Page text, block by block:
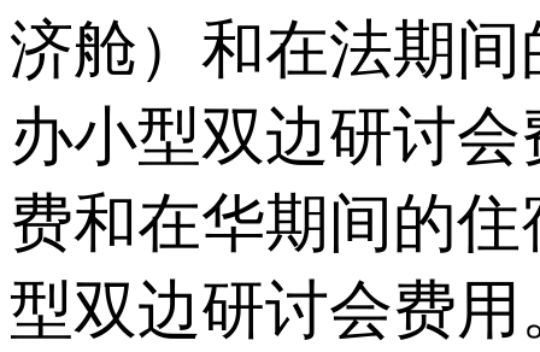
济舱）和在法期
办小型双边研讨
费和在华期间的
型双边研讨会费用